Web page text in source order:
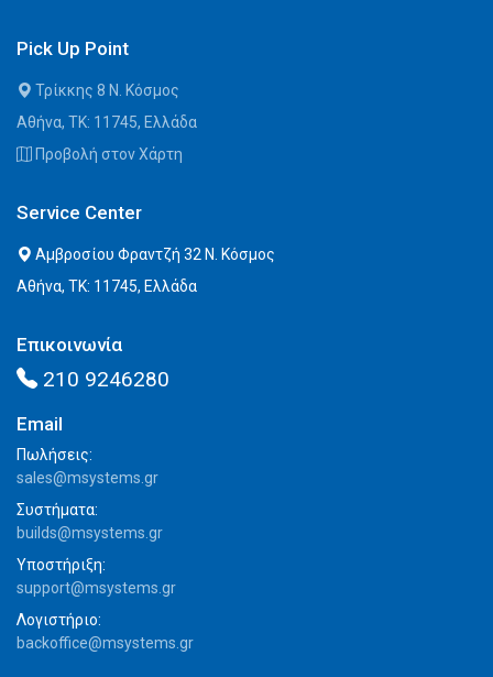
Pick Up Point
Τρίκκης 8 Ν. Κόσμος
Αθήνα, ΤΚ: 11745, Ελλάδα
Προβολή στον Χάρτη
Service Center
Αμβροσίου Φραντζή 32 Ν. Κόσμος
Αθήνα, ΤΚ: 11745, Ελλάδα
Επικοινωνία
210 9246280
Email
Πωλήσεις:
sales@msystems.gr
Συστήματα:
builds@msystems.gr
Υποστήριξη:
support@msystems.gr
Λογιστήριο:
backoffice@msystems.gr